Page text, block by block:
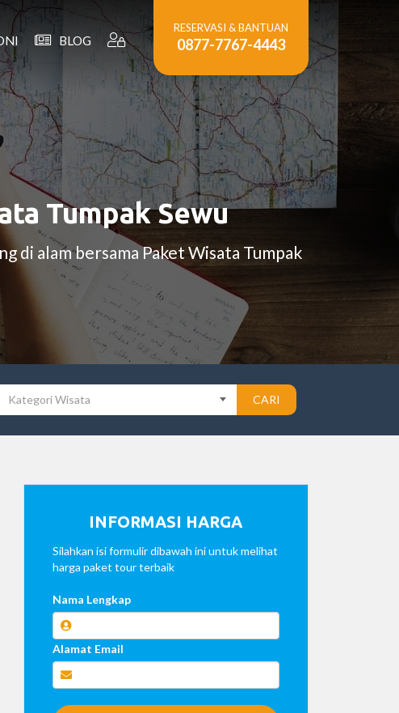
BLOG
RESERVASI & BANTUAN
0877-7767-4443
Tumpak Sewu
di alam bersama Paket Wisata Tumpak
Kategori Wisata CARI
INFORMASI HARGA
Silahkan isi formulir dibawah ini untuk melihat
harga paket tour terbaik
Nama Lengkap
Alamat Email